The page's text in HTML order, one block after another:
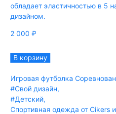
обладает эластичностью в 5
дизайном.
2 000 ₽
В корзину
Игровая футболка
#Свой дизайн,
#Детский,
Спортивная одежда от Cikers